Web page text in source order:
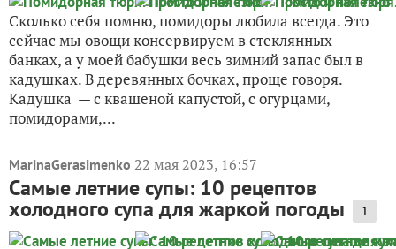
Сколько себя помню, помидоры любила всегда. Это
сейчас мы овощи консервируем в стеклянных
банках, а у моей бабушки весь зимний запас был в
кадушках. В деревянных бочках, проще говоря.
Кадушка — с квашеной капустой, с огурцами,
помидорами,...
MarinaGerasimenko 22 мая 2023, 16:57
Самые летние супы: 10 рецептов
холодного супа для жаркой погоды 1